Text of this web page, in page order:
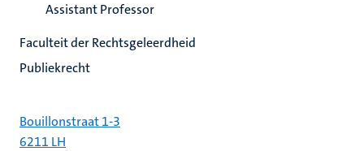
Assistant Professor
Faculteit der Rechtsgeleerdheid
Publiekrecht
Bouillonstraat 1-3
6211 LH